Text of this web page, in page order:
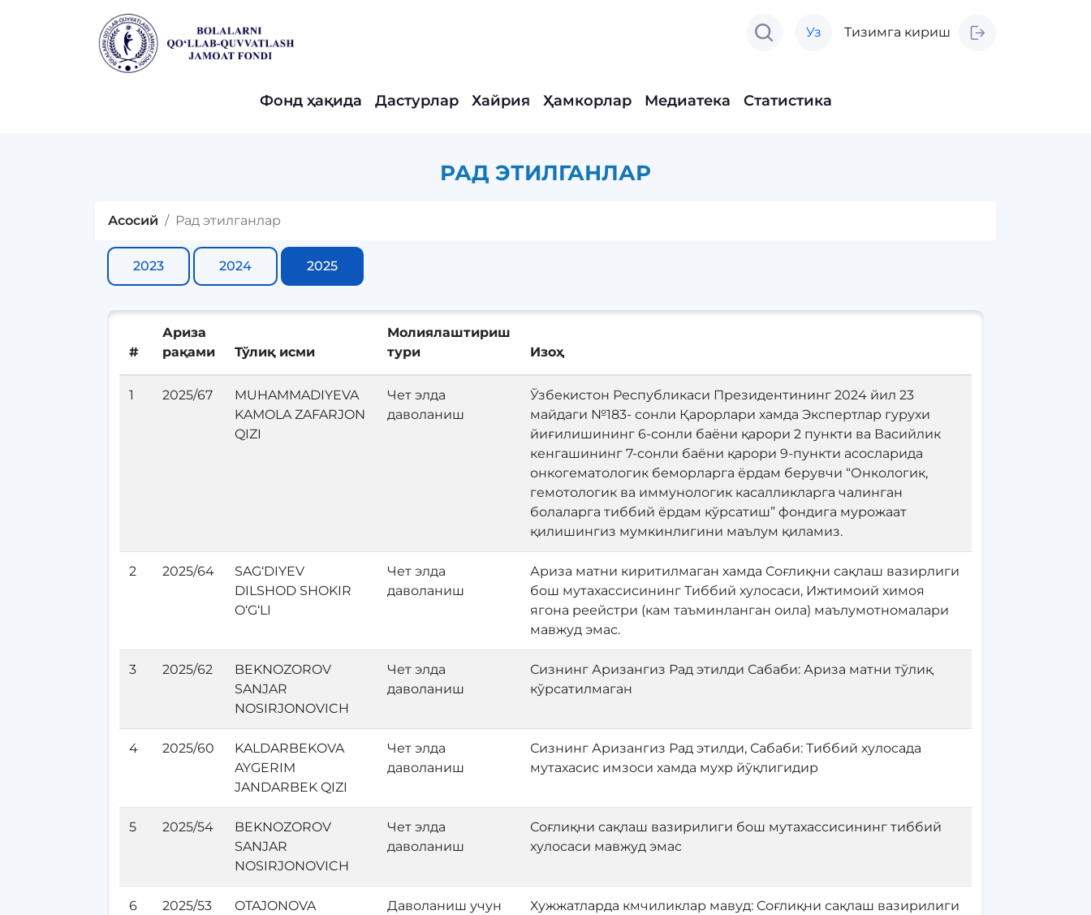
Фонд ҳақида Дастурлар Хайрия Ҳамкорлар Медиатека Статистика
Уз Тизимга кириш
РАД ЭТИЛГАНЛАР
Асосий Рад этилганлар
2023 2024 2025
#
Ариза
рақами
Тўлиқ исми
Молиялаштириш
тури
Изоҳ
1 2025/67
MUHAMMADIYEVA
KAMOLA ZAFARJON
QIZI
Чет элда
даволаниш
Ўзбекистон Республикаси Президентининг 2024 йил 23
майдаги №183- сонли Қарорлари хамда Экспертлар гурухи
йиғилишининг 6-сонли баёни қарори 2 пункти ва Васийлик
кенгашининг 7-сонли баёни қарори 9-пункти асосларида
онкогематологик беморларга ёрдам берувчи “Онкологик,
гемотологик ва иммунологик касалликларга чалинган
болаларга тиббий ёрдам кўрсатиш” фондига мурожаат
қилишингиз мумкинлигини маълум қиламиз.
2 2025/64
SAG‘DIYEV
DILSHOD SHOKIR
O‘G‘LI
Чет элда
даволаниш
Ариза матни киритилмаган хамда Соғлиқни сақлаш вазирлиги
бош мутахассисининг Тиббий хулосаси, Ижтимоий химоя
ягона реейстри (кам таъминланган оила) маълумотномалари
мавжуд эмас.
3 2025/62
BEKNOZOROV
SANJAR
NOSIRJONOVICH
Чет элда
даволаниш
Сизнинг Аризангиз Рад этилди Сабаби: Ариза матни тўлиқ
кўрсатилмаган
4 2025/60
KALDARBEKOVA
AYGERIM
JANDARBEK QIZI
Чет элда
даволаниш
Сизнинг Аризангиз Рад этилди, Сабаби: Тиббий хулосада
мутахасис имзоси хамда мухр йўқлигидир
5 2025/54
BEKNOZOROV
SANJAR
NOSIRJONOVICH
Чет элда
даволаниш
Соғлиқни сақлаш вазирилиги бош мутахассисининг тиббий
хулосаси мавжуд эмас
6 2025/53
OTAJONOVA
Даволаниш учун
Хужжатларда кмчиликлар мавуд: Соғлиқни сақлаш вазирилиги